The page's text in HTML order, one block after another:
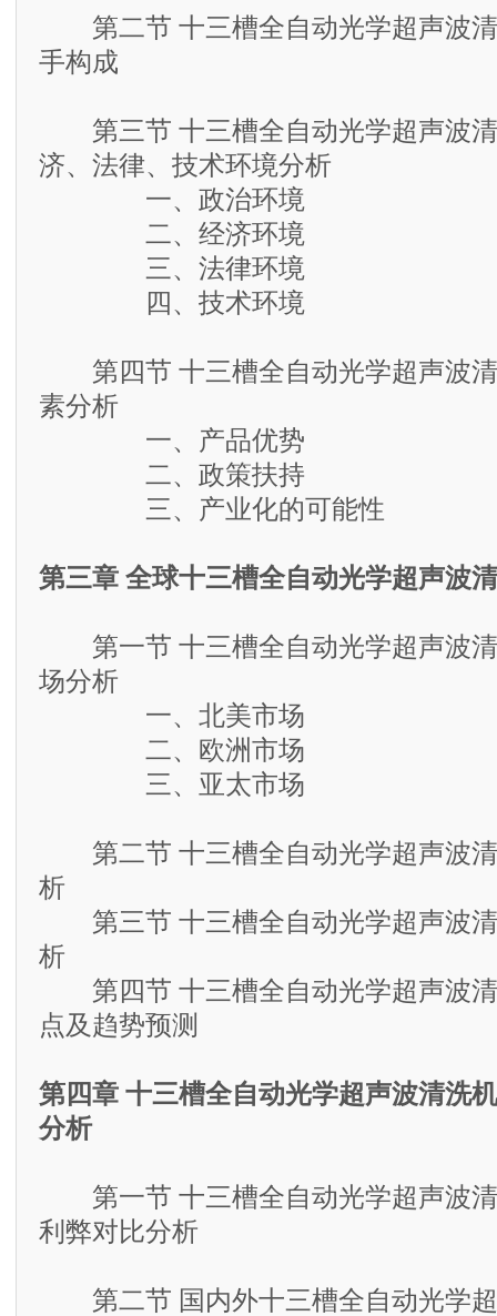
第二节 十三槽全自动光学超声波清
手构成
第三节 十三槽全自动光学超声波清
济、法律、技术环境分析
一、政治环境
二、经济环境
三、法律环境
四、技术环境
第四节 十三槽全自动光学超声波清
素分析
一、产品优势
二、政策扶持
三、产业化的可能性
第三章 全球十三槽全自动光学超声波
第一节 十三槽全自动光学超声波清
场分析
一、北美市场
二、欧洲市场
三、亚太市场
第二节 十三槽全自动光学超声波清
析
第三节 十三槽全自动光学超声波清
析
第四节 十三槽全自动光学超声波清
点及趋势预测
第四章 十三槽全自动光学超声波清洗
分析
第一节 十三槽全自动光学超声波清
利弊对比分析
第二节 国内外十三槽全自动光学超